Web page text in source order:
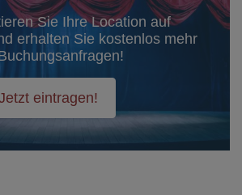
Sie Ihre Location auf
erhalten Sie kostenlos mehr
eintragen!